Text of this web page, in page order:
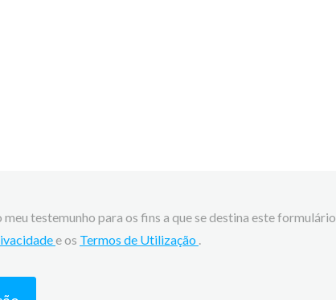
testemunho para os fins a que se destina este
e os Termos de Utilização .